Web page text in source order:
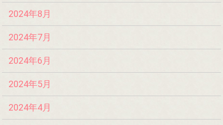
2024年8月
2024年7月
2024年6月
2024年5月
2024年4月